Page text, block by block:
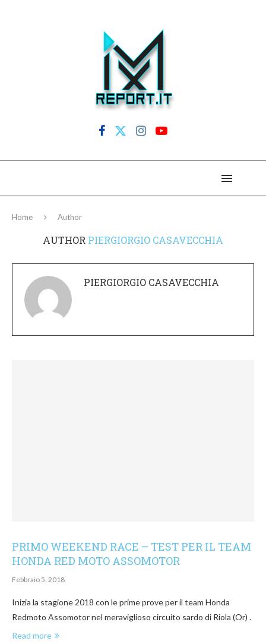
Home Author
AUTHOR PIERGIORGIO CASAVECCHIA
PIERGIORGIO CASAVECCHIA
PRIMO WEEKEND RACE – TEST PER IL TEAM
HONDA RED MOTO ASSOMOTOR
Febbraio 5, 2018
Inizia la stagione 2018 con le prime prove per il team Honda
Redmoto Assomotor nel meraviglioso circuito sardo di Riola (Or) .
Read more